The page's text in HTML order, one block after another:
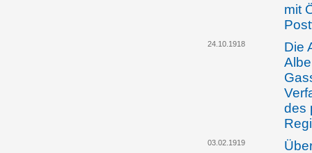
mit
24.10.1918
Die
des
03.02.1919